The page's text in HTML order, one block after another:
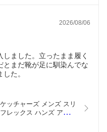
2026/08/06
ました。立ったまま履く
とまだ靴が足に馴染んでな
た。
ッチャーズ メンズ スリ
レックス ハンズ アップ